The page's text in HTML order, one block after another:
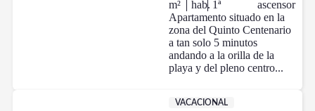
m² hab. 1ª
ascensor
Apartamento situado en la
zona del Quinto Centenario
a tan solo 5 minutos
andando a la orilla de la
playa y del pleno centro...
VACACIONAL